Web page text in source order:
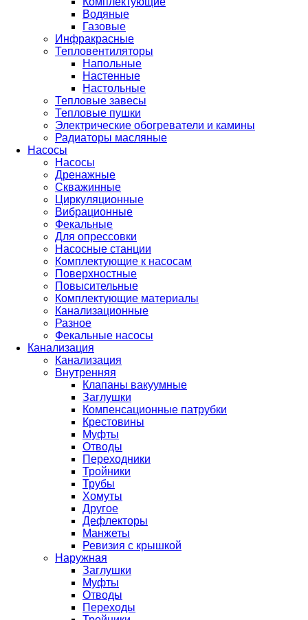
Водяные
Газовые
Инфракрасные
Тепловентиляторы
Напольные
Настенные
Настольные
Тепловые завесы
Тепловые пушки
Электрические обогреватели и камины
Радиаторы масляные
Насосы
Насосы
Дренажные
Скважинные
Циркуляционные
Вибрационные
Фекальные
Для опрессовки
Насосные станции
Комплектующие к насосам
Поверхностные
Повысительные
Комплектующие материалы
Канализационные
Разное
Фекальные насосы
Канализация
Канализация
Внутренняя
Клапаны вакуумные
Заглушки
Компенсационные патрубки
Крестовины
Муфты
Отводы
Переходники
Тройники
Трубы
Хомуты
Другое
Дефлекторы
Манжеты
Ревизия с крышкой
Наружная
Заглушки
Муфты
Отводы
Переходы